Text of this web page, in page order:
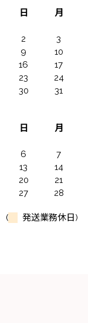
日
月
2
3
9
10
16
17
23
24
30
31
日
月
6
7
13
14
20
21
27
28
( 発送業務休日)